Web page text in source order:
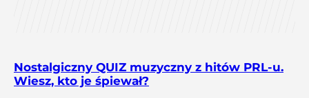
Nostalgiczny QUIZ muzyczny z hitów PRL-u.
Wiesz, kto je śpiewał?